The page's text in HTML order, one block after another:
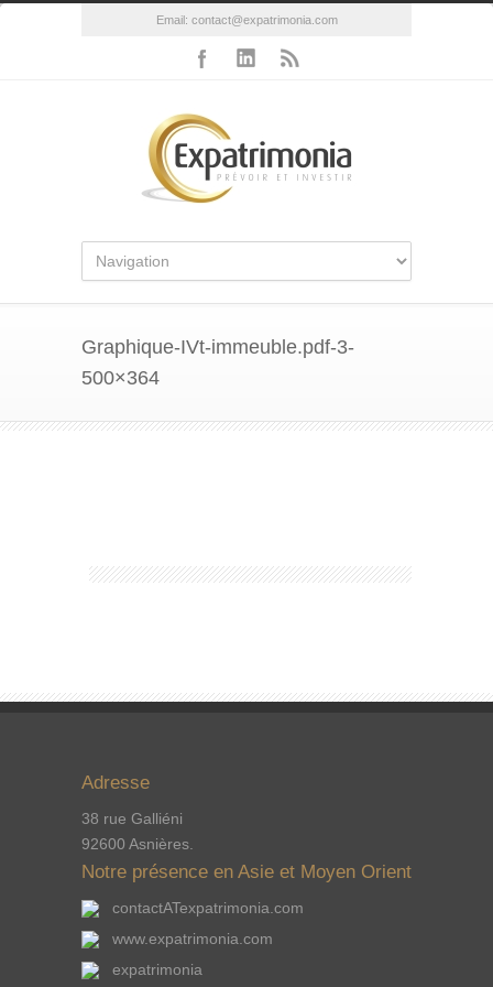
Email: contact@expatrimonia.com
Graphique-IVt-immeuble.pdf-3-
500×364
Adresse
38 rue Galliéni
92600 Asnières.
Notre présence en Asie et Moyen Orient
contactATexpatrimonia.com
www.expatrimonia.com
expatrimonia